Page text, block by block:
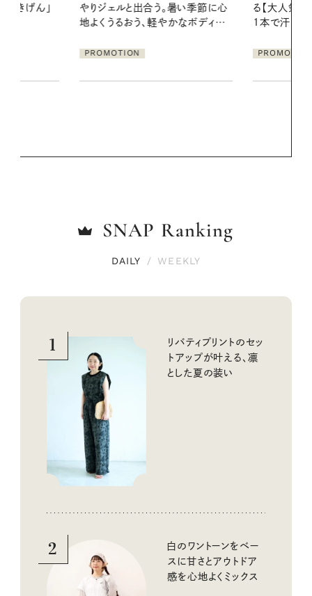
い季節に心
る【大人気のドライシャンプー】 この
1本で汗ばむ季節も一日中心地よく
PROMOTION
2026.07.21
リーとの重
SNAP Ranking
DAILY / WEEKLY
1
リバティプリントのセッ
トアップが叶える、凛
とした夏の装い
2
白のワントーンをベー
スに甘さとアウトドア
感を心地よくミックス